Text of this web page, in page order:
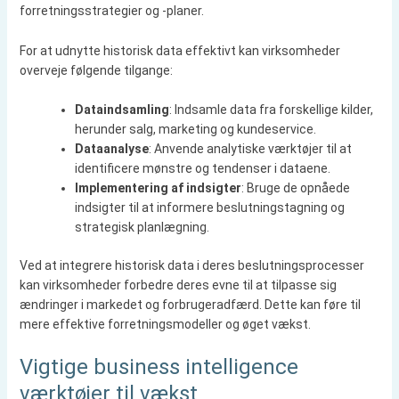
forretningsstrategier og -planer.
For at udnytte historisk data effektivt kan virksomheder
overveje følgende tilgange:
Dataindsamling: Indsamle data fra forskellige kilder,
herunder salg, marketing og kundeservice.
Dataanalyse: Anvende analytiske værktøjer til at
identificere mønstre og tendenser i dataene.
Implementering af indsigter: Bruge de opnåede
indsigter til at informere beslutningstagning og
strategisk planlægning.
Ved at integrere historisk data i deres beslutningsprocesser
kan virksomheder forbedre deres evne til at tilpasse sig
ændringer i markedet og forbrugeradfærd. Dette kan føre til
mere effektive forretningsmodeller og øget vækst.
Vigtige business intelligence
værktøjer til vækst